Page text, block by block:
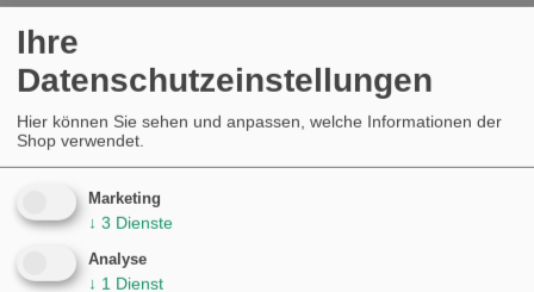
€274,02
Ihre
Datenschutzeinstellungen
Hier können Sie sehen und anpassen, welche Informationen der
Shop verwendet.
Marketing
↓ 3 Dienste
Analyse
↓ 1 Dienst